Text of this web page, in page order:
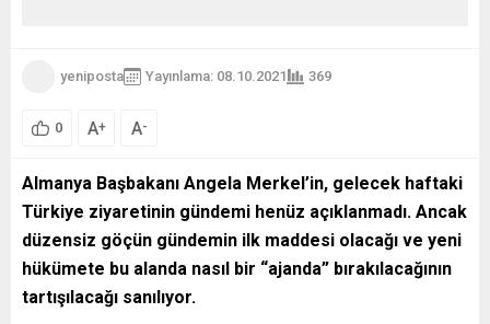
yeniposta Yayınlama: 08.10.2021 369
0 A+ A-
Almanya Başbakanı Angela Merkel’in, gelecek haftaki
Türkiye ziyaretinin gündemi henüz açıklanmadı. Ancak
düzensiz göçün gündemin ilk maddesi olacağı ve yeni
hükümete bu alanda nasıl bir “ajanda” bırakılacağının
tartışılacağı sanılıyor.